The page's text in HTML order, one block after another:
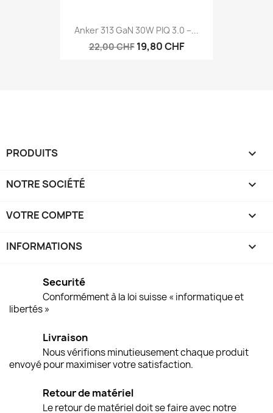
Anker 313 GaN 30W PIQ 3.0 –...
22,00 CHF 19,80 CHF
PRODUITS 
NOTRE SOCIÉTÉ 
VOTRE COMPTE 
INFORMATIONS keyboard_arrow_down
Securité
Conformément à la loi suisse « informatique et
libertés »
Livraison
Nous vérifions minutieusement chaque produit
envoyé pour maximiser votre satisfaction.
Retour de matériel
Le retour de matériel doit se faire avec notre